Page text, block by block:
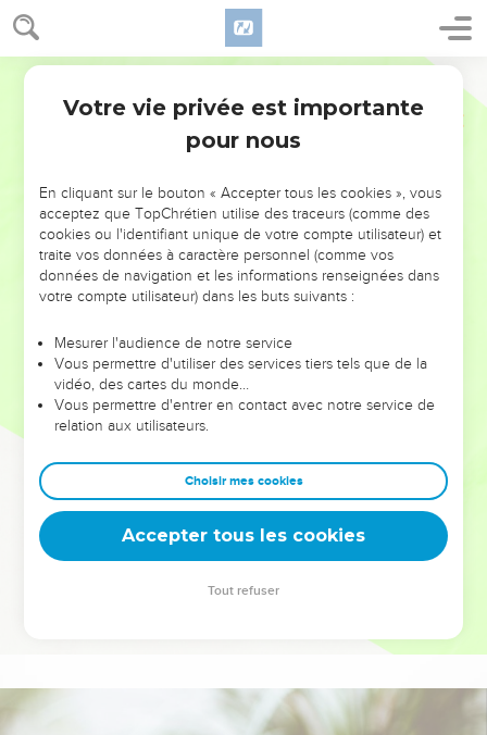
NE MANQUEZ PAS L’ÉVÉNEMENT
DE L’ANNÉE !
ET SI LEURS ERREURS POUVAIENT VOUS ÉVITER LES
VOTRES ?
leur foi ou leur vision. Mais on voit moins les doutes, les erreurs
et les saisons difficiles qu'ils ont traversés, alors même que ce
sont elles qui les ont façonnés.
Dans cette conférence, leaders, entrepreneurs, et responsables
clés pour avancer avec plus de sagesse afin que leurs erreurs
deviennent vos tremplins. Que vous guidiez un ministère, une
équipe, un groupe ou une famille, leur expérience est faite
Votre vie privée est importante
pour nous
En cliquant sur le bouton « Accepter tous les cookies », vous
acceptez que TopChrétien utilise des traceurs (comme des
cookies ou l'identifiant unique de votre compte utilisateur) et
traite vos données à caractère personnel (comme vos
données de navigation et les informations renseignées dans
votre compte utilisateur) dans les buts suivants :
Mesurer l'audience de notre service
Vous permettre d'utiliser des services tiers tels que de la
vidéo, des cartes du monde…
Vous permettre d'entrer en contact avec notre service de
relation aux utilisateurs.
Choisir mes cookies
Accepter tous les cookies
Tout refuser